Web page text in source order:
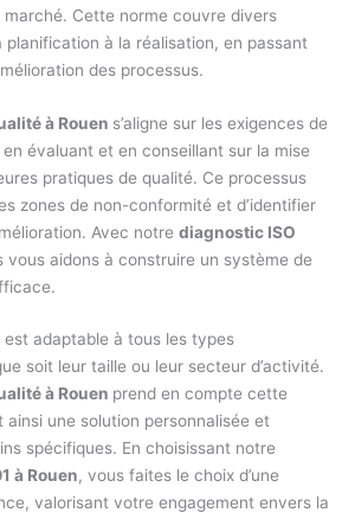
Cette norme couvre divers
à la réalisation, en passant
des processus.
à Rouen s’aligne sur les exigences de
en évaluant et en conseillant sur la mise
pratiques de qualité. Ce processus
zones de non-conformité et d’identifier
Avec notrediagnostic ISO
vous aidons à construire un système de
est adaptable à tous les types
soit leur taille ou leur secteur d’activité.
à Rouen prend en compte cette
une solution personnalisée et
spécifiques. En choisissant notre
à Rouen, vous faites le choix d’une
valorisant votre engagement envers la